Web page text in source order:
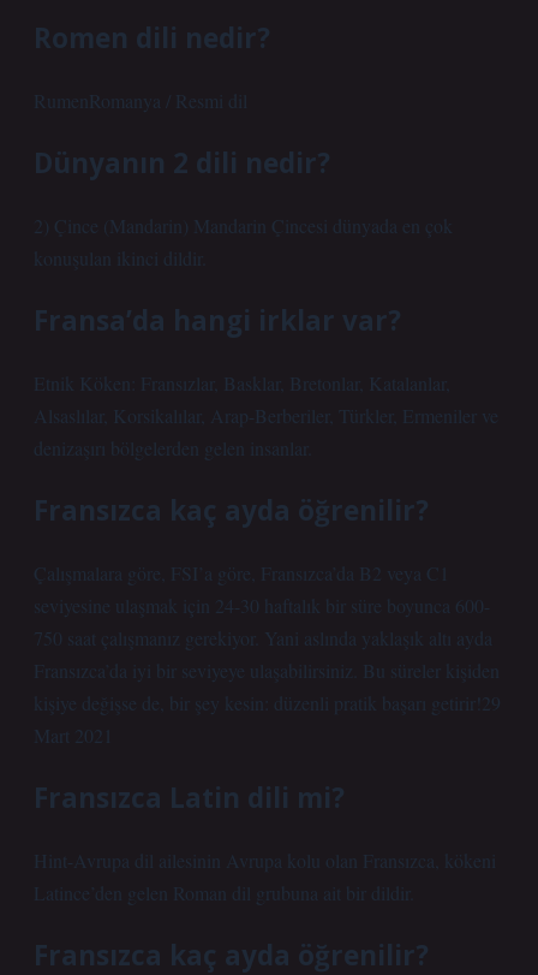
Romen dili nedir?
RumenRomanya / Resmi dil
Dünyanın 2 dili nedir?
2) Çince (Mandarin) Mandarin Çincesi dünyada en çok
konuşulan ikinci dildir.
Fransa’da hangi irklar var?
Etnik Köken: Fransızlar, Basklar, Bretonlar, Katalanlar,
Alsaslılar, Korsikalılar, Arap-Berberiler, Türkler, Ermeniler ve
denizaşırı bölgelerden gelen insanlar.
Fransızca kaç ayda öğrenilir?
Çalışmalara göre, FSI’a göre, Fransızca’da B2 veya C1
seviyesine ulaşmak için 24-30 haftalık bir süre boyunca 600-
750 saat çalışmanız gerekiyor. Yani aslında yaklaşık altı ayda
Fransızca’da iyi bir seviyeye ulaşabilirsiniz. Bu süreler kişiden
kişiye değişse de, bir şey kesin: düzenli pratik başarı getirir!29
Mart 2021
Fransızca Latin dili mi?
Hint-Avrupa dil ailesinin Avrupa kolu olan Fransızca, kökeni
Latince’den gelen Roman dil grubuna ait bir dildir.
Fransızca kaç ayda öğrenilir?